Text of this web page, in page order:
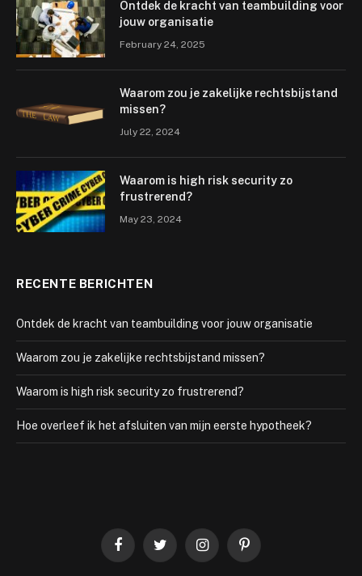
Ontdek de kracht van teambuilding voor
jouw organisatie
February 24, 2025
Waarom zou je zakelijke rechtsbijstand
missen?
July 22, 2024
Waarom is high risk security zo
frustrerend?
May 23, 2024
RECENTE BERICHTEN
Ontdek de kracht van teambuilding voor jouw organisatie
Waarom zou je zakelijke rechtsbijstand missen?
Waarom is high risk security zo frustrerend?
Hoe overleef ik het afsluiten van mijn eerste hypotheek?
FacebookTwitter InstagramPinterest